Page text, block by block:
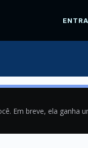
Em breve, ela ganha